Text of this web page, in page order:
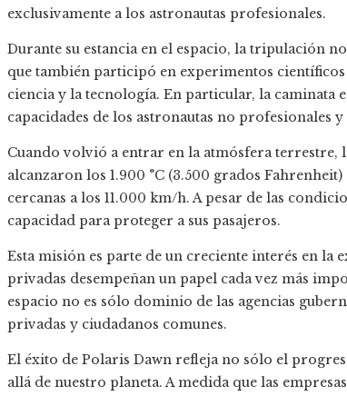
exclusivamente a los astronautas profesionales.
Durante su estancia en el espacio, la tripulación
que también participó en experimentos
ciencia y la tecnología. En particular, la caminata
capacidades de los astronautas no profesionales
Cuando volvió a entrar en la atmósfera terrestre,
alcanzaron los 1.900 °C (3.500 grados
cercanas a los 11.000 km/h. A pesar de las
capacidad para proteger a sus pasajeros.
Esta misión es parte de un creciente interés en la
privadas desempeñan un papel cada vez más
espacio no es sólo dominio de las agencias
privadas y ciudadanos comunes.
El éxito de Polaris Dawn refleja no sólo el
allá de nuestro planeta. A medida que las